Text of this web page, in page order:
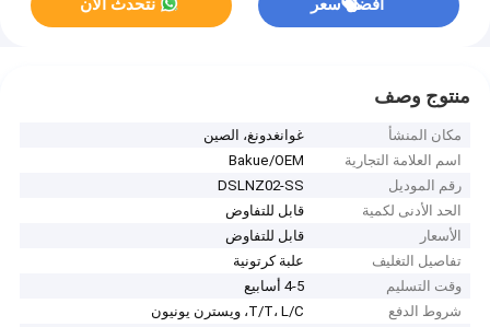
افضل سعر نتحدث الآن
منتوج وصف
مكان المنشأ
غوانغدونغ، الصين
اسم العلامة التجارية
Bakue/OEM
رقم الموديل
DSLNZ02-SS
الحد الأدنى لكمية
قابل للتفاوض
الأسعار
قابل للتفاوض
تفاصيل التغليف
علبة كرتونية
وقت التسليم
4-5 أسابيع
شروط الدفع
T/T، L/C، ويسترن يونيون